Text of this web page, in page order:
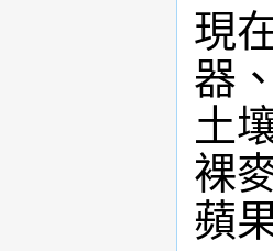
現
器
土
裸
蘋